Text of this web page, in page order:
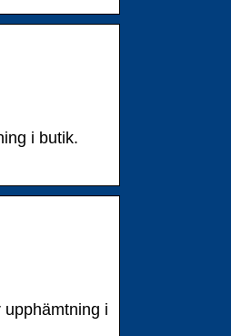
i butik.
i